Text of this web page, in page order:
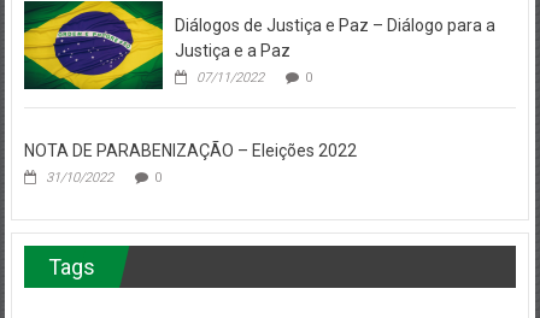
Diálogos de Justiça e Paz – Diálogo para a
Justiça e a Paz
07/11/2022 0
NOTA DE PARABENIZAÇÃO – Eleições 2022
31/10/2022 0
Tags